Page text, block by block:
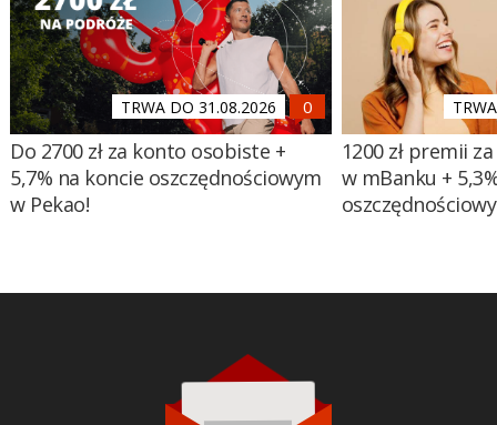
TRWA DO 31.08.2026
Do 2700 zł za konto osobiste +
5,7% na koncie oszczędnościowym
w Pekao!
1200 zł premii
w mBanku +